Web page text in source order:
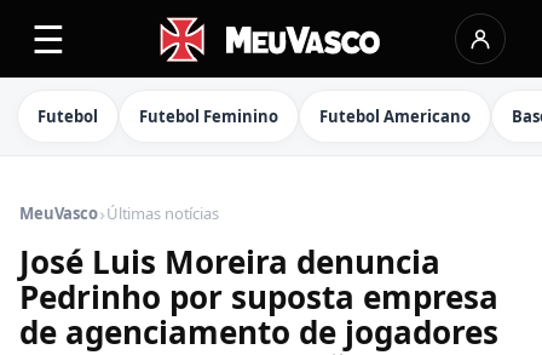
☰
Futebol Futebol Feminino Futebol Americano
MeuVasco›Últimas notícias
José Luis Moreira denuncia
Pedrinho por suposta empresa
de agenciamento de jogadores